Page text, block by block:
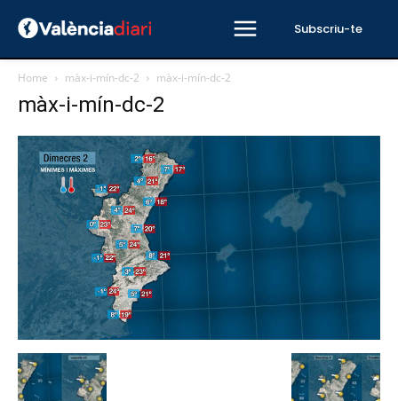
Subscriu-te
Home màx-i-mín-dc-2 màx-i-mín-dc-2
màx-i-mín-dc-2